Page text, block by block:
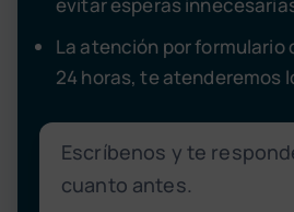
La atención por formulario
24 horas, te atenderemos
Escríbenos y te
cuanto antes.